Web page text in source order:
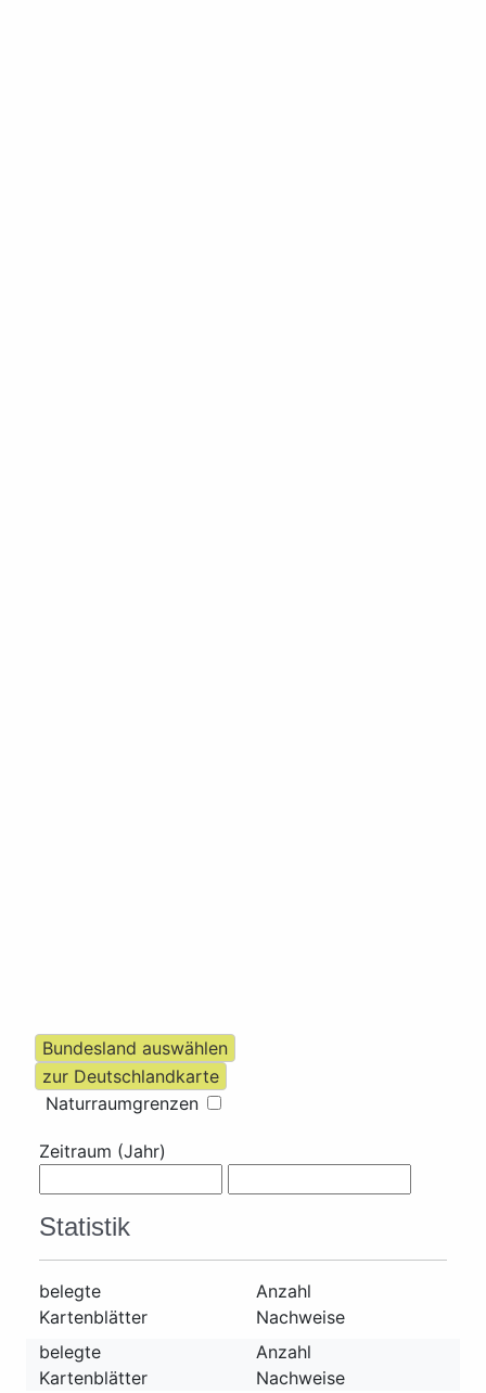
Naturraumgrenzen
Zeitraum (Jahr)
Statistik
belegte
Kartenblätter
Anzahl
Nachweise
belegte
Kartenblätter
Anzahl
Nachweise